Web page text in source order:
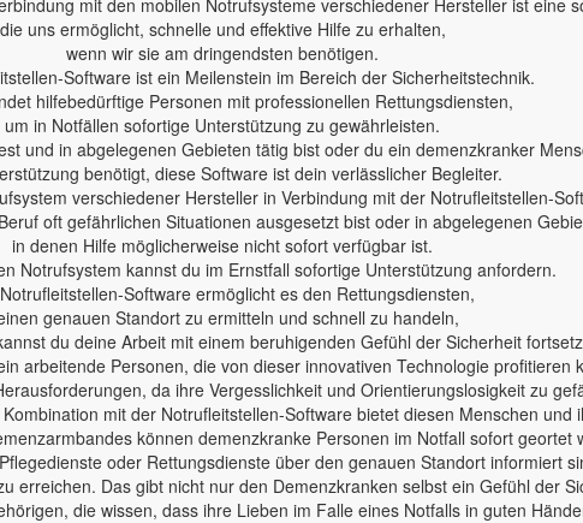
mit den mobilen Notrufsysteme verschiedener Hersteller ist eine
die uns ermöglicht, schnelle und effektive Hilfe zu erhalten,
wenn wir sie am dringendsten benötigen.
Software ist ein Meilenstein im Bereich der Sicherheitstechnik.
hilfebedürftige Personen mit professionellen Rettungsdiensten,
um in Notfällen sofortige Unterstützung zu gewährleisten.
und in abgelegenen Gebieten tätig bist oder du ein demenzkranker
benötigt, diese Software ist dein verlässlicher Begleiter.
verschiedener Hersteller in Verbindung mit der Notrufleitstellen-
oft gefährlichen Situationen ausgesetzt bist oder in abgelegenen
in denen Hilfe möglicherweise nicht sofort verfügbar ist.
Notrufsystem kannst du im Ernstfall sofortige Unterstützung anfordern.
Software ermöglicht es den Rettungsdiensten,
genauen Standort zu ermitteln und schnell zu handeln,
du deine Arbeit mit einem beruhigenden Gefühl der Sicherheit
arbeitende Personen, die von dieser innovativen Technologie profitieren
da ihre Vergesslichkeit und Orientierungslosigkeit zu
mit der Notrufleitstellen-Software bietet diesen Menschen und
können demenzkranke Personen im Notfall sofort geortet
oder Rettungsdienste über den genauen Standort informiert
erreichen. Das gibt nicht nur den Demenzkranken selbst ein Gefühl der
die wissen, dass ihre Lieben im Falle eines Notfalls in guten